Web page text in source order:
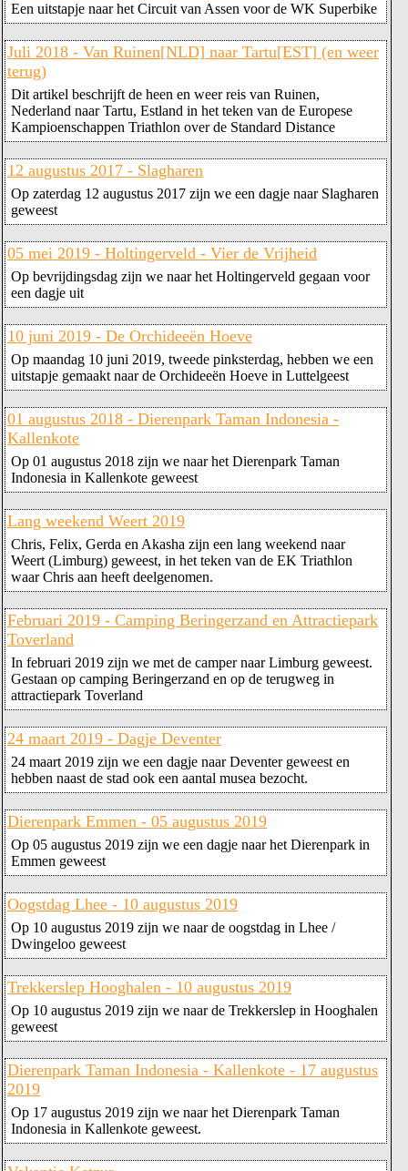
Een uitstapje naar het Circuit van Assen voor de WK Superbike
Juli 2018 - Van Ruinen[NLD] naar Tartu[EST] (en weer
terug)
Dit artikel beschrijft de heen en weer reis van Ruinen,
Nederland naar Tartu, Estland in het teken van de Europese
Kampioenschappen Triathlon over de Standard Distance
12 augustus 2017 - Slagharen
Op zaterdag 12 augustus 2017 zijn we een dagje naar Slagharen
geweest
05 mei 2019 - Holtingerveld - Vier de Vrijheid
Op bevrijdingsdag zijn we naar het Holtingerveld gegaan voor
een dagje uit
10 juni 2019 - De Orchideeën Hoeve
Op maandag 10 juni 2019, tweede pinksterdag, hebben we een
uitstapje gemaakt naar de Orchideeën Hoeve in Luttelgeest
01 augustus 2018 - Dierenpark Taman Indonesia -
Kallenkote
Op 01 augustus 2018 zijn we naar het Dierenpark Taman
Indonesia in Kallenkote geweest
Lang weekend Weert 2019
Chris, Felix, Gerda en Akasha zijn een lang weekend naar
Weert (Limburg) geweest, in het teken van de EK Triathlon
waar Chris aan heeft deelgenomen.
Februari 2019 - Camping Beringerzand en Attractiepark
Toverland
In februari 2019 zijn we met de camper naar Limburg geweest.
Gestaan op camping Beringerzand en op de terugweg in
attractiepark Toverland
24 maart 2019 - Dagje Deventer
24 maart 2019 zijn we een dagje naar Deventer geweest en
hebben naast de stad ook een aantal musea bezocht.
Dierenpark Emmen - 05 augustus 2019
Op 05 augustus 2019 zijn we een dagje naar het Dierenpark in
Emmen geweest
Oogstdag Lhee - 10 augustus 2019
Op 10 augustus 2019 zijn we naar de oogstdag in Lhee /
Dwingeloo geweest
Trekkerslep Hooghalen - 10 augustus 2019
Op 10 augustus 2019 zijn we naar de Trekkerslep in Hooghalen
geweest
Dierenpark Taman Indonesia - Kallenkote - 17 augustus
2019
Op 17 augustus 2019 zijn we naar het Dierenpark Taman
Indonesia in Kallenkote geweest.